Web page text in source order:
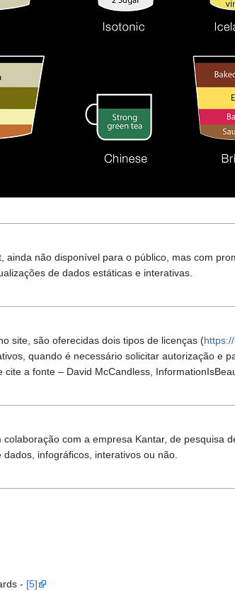
ainda não disponível para o público, mas com
de dados estáticas e interativas.
site, são oferecidas dois tipos de licenças (
quando é necessário solicitar autorização e
cite a fonte – David McCandless,
com a empresa Kantar, de
infográficos, interativos ou não.
- [5]